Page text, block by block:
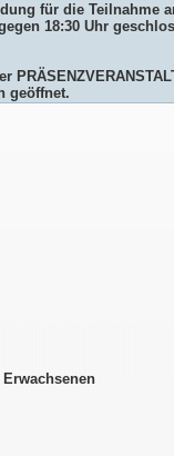
für die Teilnahme
18:30 Uhr
geöffnet.